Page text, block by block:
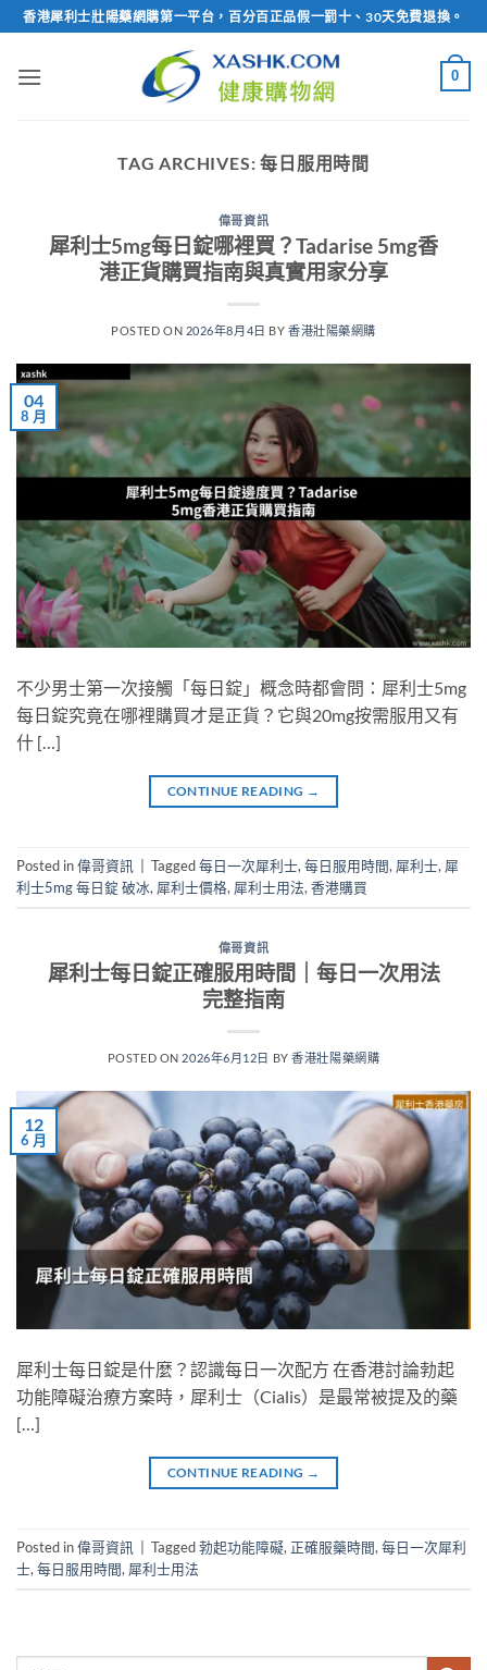
Skip
to
content
香港犀利士壯陽藥網購第一平台，百分百正品假一罰十、30天免費退換。
0
TAG ARCHIVES:每日服用時間
偉哥資訊
犀利士5mg每日錠哪裡買？Tadarise 5mg香
港正貨購買指南與真實用家分享
POSTED ON 2026年8月4日 BY 香港壯陽藥網購
04
8 月
不少男士第一次接觸「每日錠」概念時都會問：犀利士5mg
每日錠究竟在哪裡購買才是正貨？它與20mg按需服用又有
什 […]
CONTINUE READING →
Posted in偉哥資訊 Tagged每日一次犀利士,每日服用時間, 犀利士, 犀
利士5mg 每日錠 破冰, 犀利士價格, 犀利士用法,香港購買
偉哥資訊
犀利士每日錠正確服用時間｜每日一次用法
完整指南
POSTED ON 2026年6月12日 BY香港壯陽藥網購
12
6 月
犀利士每日錠是什麼？認識每日一次配方 在香港討論勃起
功能障礙治療方案時，犀利士（Cialis）是最常被提及的藥
[…]
CONTINUE READING →
Posted in偉哥資訊 Tagged勃起功能障礙, 正確服藥時間,每日一次犀利
士,每日服用時間, 犀利士用法